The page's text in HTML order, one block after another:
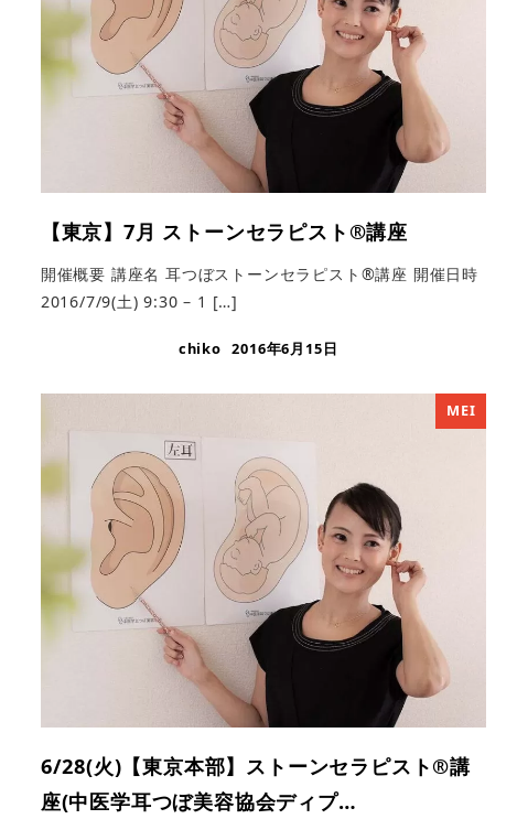
【東京】7月 ストーンセラピスト®︎講座
開催概要 講座名 耳つぼストーンセラピスト®講座 開催日時
2016/7/9(土) 9:30 – 1 […]
chiko 2016年6月15日
MEI
6/28(火)【東京本部】ストーンセラピスト®︎講
座(中医学耳つぼ美容協会ディプ…